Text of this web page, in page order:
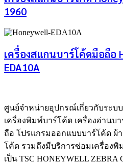
1960
เครื่องสแกนบาร์โค้ดมือถือ
EDA10A
ศูนย์จําหน่ายอุปกรณ์เกี่ยวกับระบ
เครื่องพิมพ์บาร์โค้ด เครื่องอ่านบ
ถือ โปรแกรมออกแบบบาร์โค้ด ผ้
โค้ด รวมถึงมีบริการซ่อมเครื่อง
เป็น TSC HONEYWELL ZEBRA